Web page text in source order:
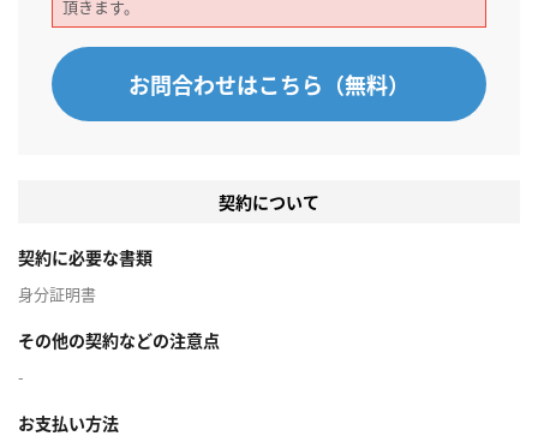
頂きます。
お問合わせはこちら（無料）
契約について
契約に必要な書類
身分証明書
その他の契約などの注意点
-
お支払い方法